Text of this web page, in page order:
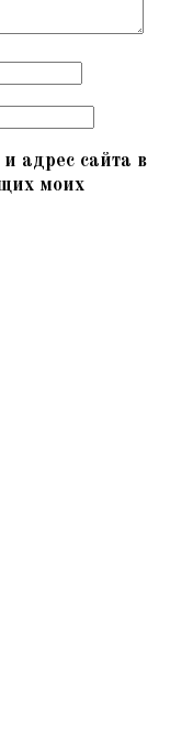
адрес сайта в
моих